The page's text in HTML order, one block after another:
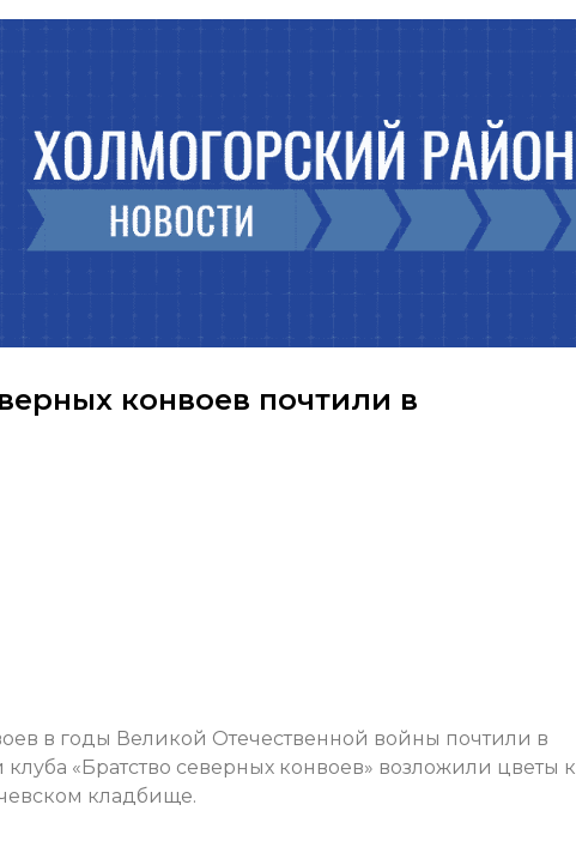
конвоев почтили в
в годы Великой Отечественной войны почтили в
клуба «Братство северных конвоев» возложили цветы к
кладбище.